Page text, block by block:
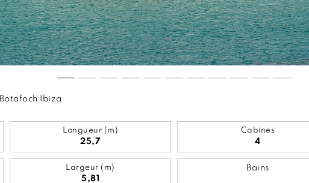
Ibiza
Longueur (m)
25,7
Cabines
4
Largeur (m)
5,81
Bains